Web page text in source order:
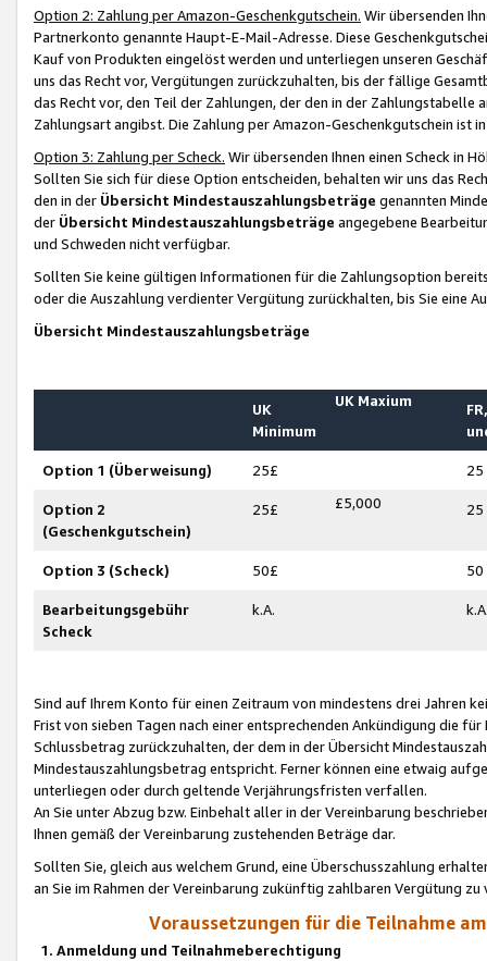
Option 2: Zahlung per Amazon-Geschenkgutschein. Wir übersenden
Partnerkonto genannte Haupt-E-Mail-Adresse. Diese
Kauf von Produkten eingelöst werden und unterliegen unseren
uns das Recht vor, Vergütungen zurückzuhalten, bis der fällige
das Recht vor, den Teil der Zahlungen, der den in der
Zahlungsart angibst. Die Zahlung per Amazon-Geschenkgutschein ist
Option 3: Zahlung per Scheck. Wir übersenden Ihnen einen Scheck in
Sollten Sie sich für diese Option entscheiden, behalten wir uns das
den in der Übersicht Mindestauszahlungsbeträge genannten
der Übersicht Mindestauszahlungsbeträge angegebene
und Schweden nicht verfügbar.
Sollten Sie keine gültigen Informationen für die Zahlungsoption
oder die Auszahlung verdienter Vergütung zurückhalten, bis Sie
Übersicht Mindestauszahlungsbeträge
UK
Minimum
UK Maxium
Option 1 (Überweisung) 25£ 25
Option 2
(Geschenkgutschein)
25£ £5,000 25
Option 3 (Scheck) 50£ 50
Bearbeitungsgebühr
Scheck
k.A.
Sind auf Ihrem Konto für einen Zeitraum von mindestens drei Jahren
Frist von sieben Tagen nach einer entsprechenden Ankündigung die
Schlussbetrag zurückzuhalten, der dem in der Übersicht
Mindestauszahlungsbetrag entspricht. Ferner können eine etwaig
unterliegen oder durch geltende Verjährungsfristen verfallen.
An Sie unter Abzug bzw. Einbehalt aller in der Vereinbarung
Ihnen gemäß der Vereinbarung zustehenden Beträge dar.
Sollten Sie, gleich aus welchem Grund, eine Überschusszahlung
an Sie im Rahmen der Vereinbarung zukünftig zahlbaren Vergütung zu
Voraussetzungen für die Teilnahme
1. Anmeldung und Teilnahmeberechtigung